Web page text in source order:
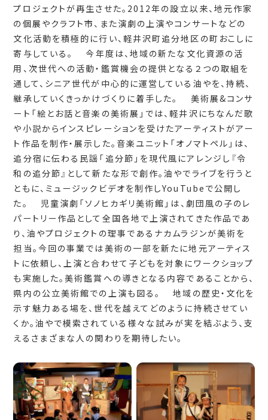
プロジェクトが再生させた。2012年の設立以来、地元作家
の個展やクラフト市、また演劇の上演やコンサートなどの
文化活動を積極的に行い、軽井沢町追分地区の町おこしに
寄与している。 今年度は、地域の新たな文化資源の活
用、次世代への活動・鑑賞機会の提供となる２つの取組を
通して、シニア世代が中心的に運営している油やを、持続、
継承していくきっかけづくりに着手した。 美術展&コンサ
ート「絵とお話と音楽の美術展」では、軽井沢にちなんだ歌
や小説からインスピレーションを受けたアーティストがアー
ト作品を制作・展示した。音楽ユニット「オノマトペル」は、
追分宿に伝わる民謡「追分節」を現代風にアレンジし『令
和の追分節』として新たな形で創作。油やでライブを行うと
ともに、ミュージックビデオを制作しYouTubeで公開し
た。 児童演劇「ソノヒカギリ美術館」は、劇団風の子のレ
パートリー作品として全国各地で上演されてきた作品であ
り、油やプロジェクトの理事であるナカムラジンが美術を
担当。今回の事業では美術の一部を新たに地元アーティス
トに依頼し、上演と合わせて子どもを対象にワークショップ
も実施した。美術鑑賞への導きとなる内容であることから、
県内の公立美術館での上演も図る。 地域の歴史・文化を
示す魅力ある場を、世代を越えてどのように持続させてい
くか。油やで模索されている様々な試みが実を結ぶよう、支
えるさまざまな人の関わりを期待したい。